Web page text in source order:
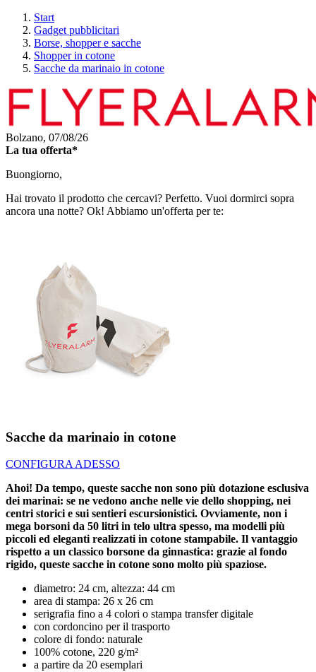
Start
Gadget pubblicitari
Borse, shopper e sacche
Shopper in cotone
Sacche da marinaio in cotone
Bolzano, 07/08/26
La tua offerta*
Buongiorno,
Hai trovato il prodotto che cercavi? Perfetto. Vuoi dormirci sopra
ancora una notte? Ok! Abbiamo un'offerta per te:
Sacche da marinaio in cotone
CONFIGURA ADESSO
Ahoi! Da tempo, queste sacche non sono più dotazione esclusiva
dei marinai: se ne vedono anche nelle vie dello shopping, nei
centri storici e sui sentieri escursionistici. Ovviamente, non i
mega borsoni da 50 litri in telo ultra spesso, ma modelli più
piccoli ed eleganti realizzati in cotone stampabile. Il vantaggio
rispetto a un classico borsone da ginnastica: grazie al fondo
rigido, queste sacche in cotone sono molto più spaziose.
diametro: 24 cm, altezza: 44 cm
area di stampa: 26 x 26 cm
serigrafia fino a 4 colori o stampa transfer digitale
con cordoncino per il trasporto
colore di fondo: naturale
100% cotone, 220 g/m²
a partire da 20 esemplari